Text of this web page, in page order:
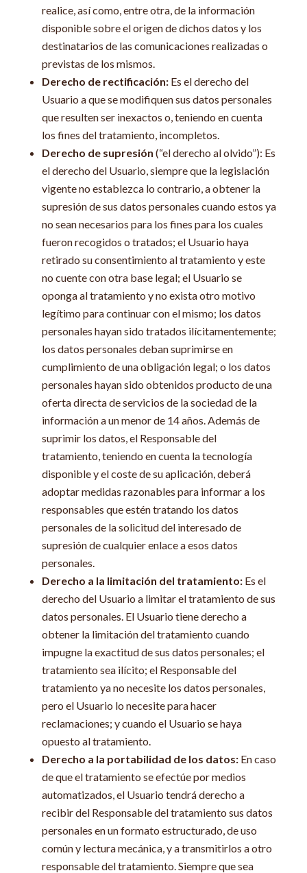
realice, así como, entre otra, de la información
disponible sobre el origen de dichos datos y los
destinatarios de las comunicaciones realizadas o
previstas de los mismos.
Derecho de rectificación:Es el derecho del
Usuario a que se modifiquen sus datos personales
que resulten ser inexactos o, teniendo en cuenta
los fines del tratamiento, incompletos.
Derecho de supresión (“el derecho al olvido”): Es
el derecho del Usuario, siempre que la legislación
vigente no establezca lo contrario, a obtener la
supresión de sus datos personales cuando estos ya
no sean necesarios para los fines para los cuales
fueron recogidos o tratados; el Usuario haya
retirado su consentimiento al tratamiento y este
no cuente con otra base legal; el Usuario se
oponga al tratamiento y no exista otro motivo
legítimo para continuar con el mismo; los datos
personales hayan sido tratados ilícitamentemente;
los datos personales deban suprimirse en
cumplimiento de una obligación legal; o los datos
personales hayan sido obtenidos producto de una
oferta directa de servicios de la sociedad de la
información a un menor de 14 años. Además de
suprimir los datos, el Responsable del
tratamiento, teniendo en cuenta la tecnología
disponible y el coste de su aplicación, deberá
adoptar medidas razonables para informar a los
responsables que estén tratando los datos
personales de la solicitud del interesado de
supresión de cualquier enlace a esos datos
personales.
Derecho a la limitación del tratamiento:Es el
derecho del Usuario a limitar el tratamiento de sus
datos personales. El Usuario tiene derecho a
obtener la limitación del tratamiento cuando
impugne la exactitud de sus datos personales; el
tratamiento sea ilícito; el Responsable del
tratamiento ya no necesite los datos personales,
pero el Usuario lo necesite para hacer
reclamaciones; y cuando el Usuario se haya
opuesto al tratamiento.
Derecho a la portabilidad de los datos:En caso
de que el tratamiento se efectúe por medios
automatizados, el Usuario tendrá derecho a
recibir del Responsable del tratamiento sus datos
personales en un formato estructurado, de uso
común y lectura mecánica, y a transmitirlos a otro
responsable del tratamiento. Siempre que sea